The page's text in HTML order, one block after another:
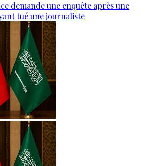
demande une enquête après une
tué une journaliste